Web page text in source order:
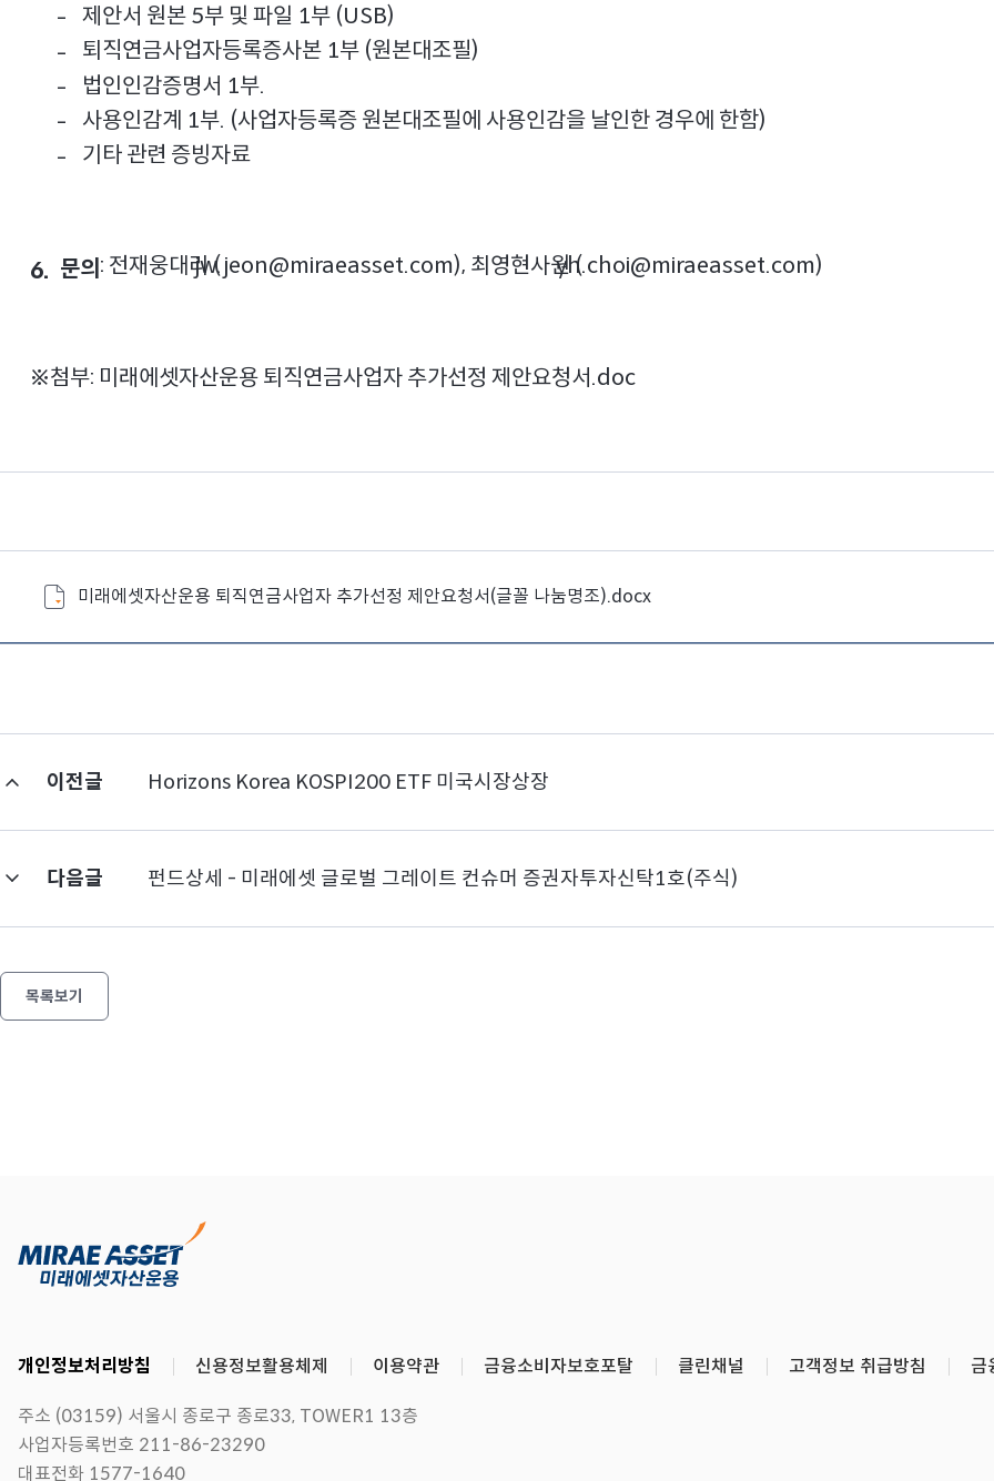
- 제안서 원본 5부 및 파일 1부 (USB)
-
퇴직연금사업자등록증사본 1부 (원본대조필)
-
법인인감증명서 1부.
-
사용인감계 1부. (사업자등록증 원본대조필에 사용인감을 날인한 경우에 한함)
-
기타 관련 증빙자료
6. 문의 : 전재웅대리 (jw.jeon@miraeasset.com), 최영현사원 (yh.choi@miraeasset.com)
※첨부: 미래에셋자산운용 퇴직연금사업자 추가선정 제안요청서.doc
미래에셋자산운용 퇴직연금사업자 추가선정 제안요청서(글꼴 나눔명조).docx
이전글 Horizons Korea KOSPI200 ETF 미국시장상장
다음글 펀드상세 - 미래에셋 글로벌 그레이트 컨슈머 증권자투자신탁1호(주식)
목록보기
개인정보처리방침 신용정보활용체제 이용약관 금융소비자보호포탈 클린채널 고객정보 취급방침 금
주소 (03159) 서울시 종로구 종로33, TOWER1 13층
사업자등록번호 211-86-23290
대표전화 1577-1640